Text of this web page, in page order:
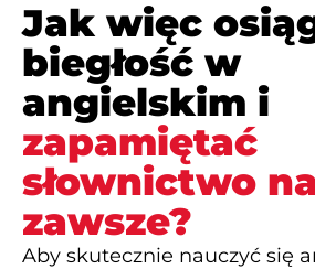
Jak więc
biegłość w
angielskim i
zapamiętać
słownictwo na
zawsze?
Aby skutecznie nauczyć się